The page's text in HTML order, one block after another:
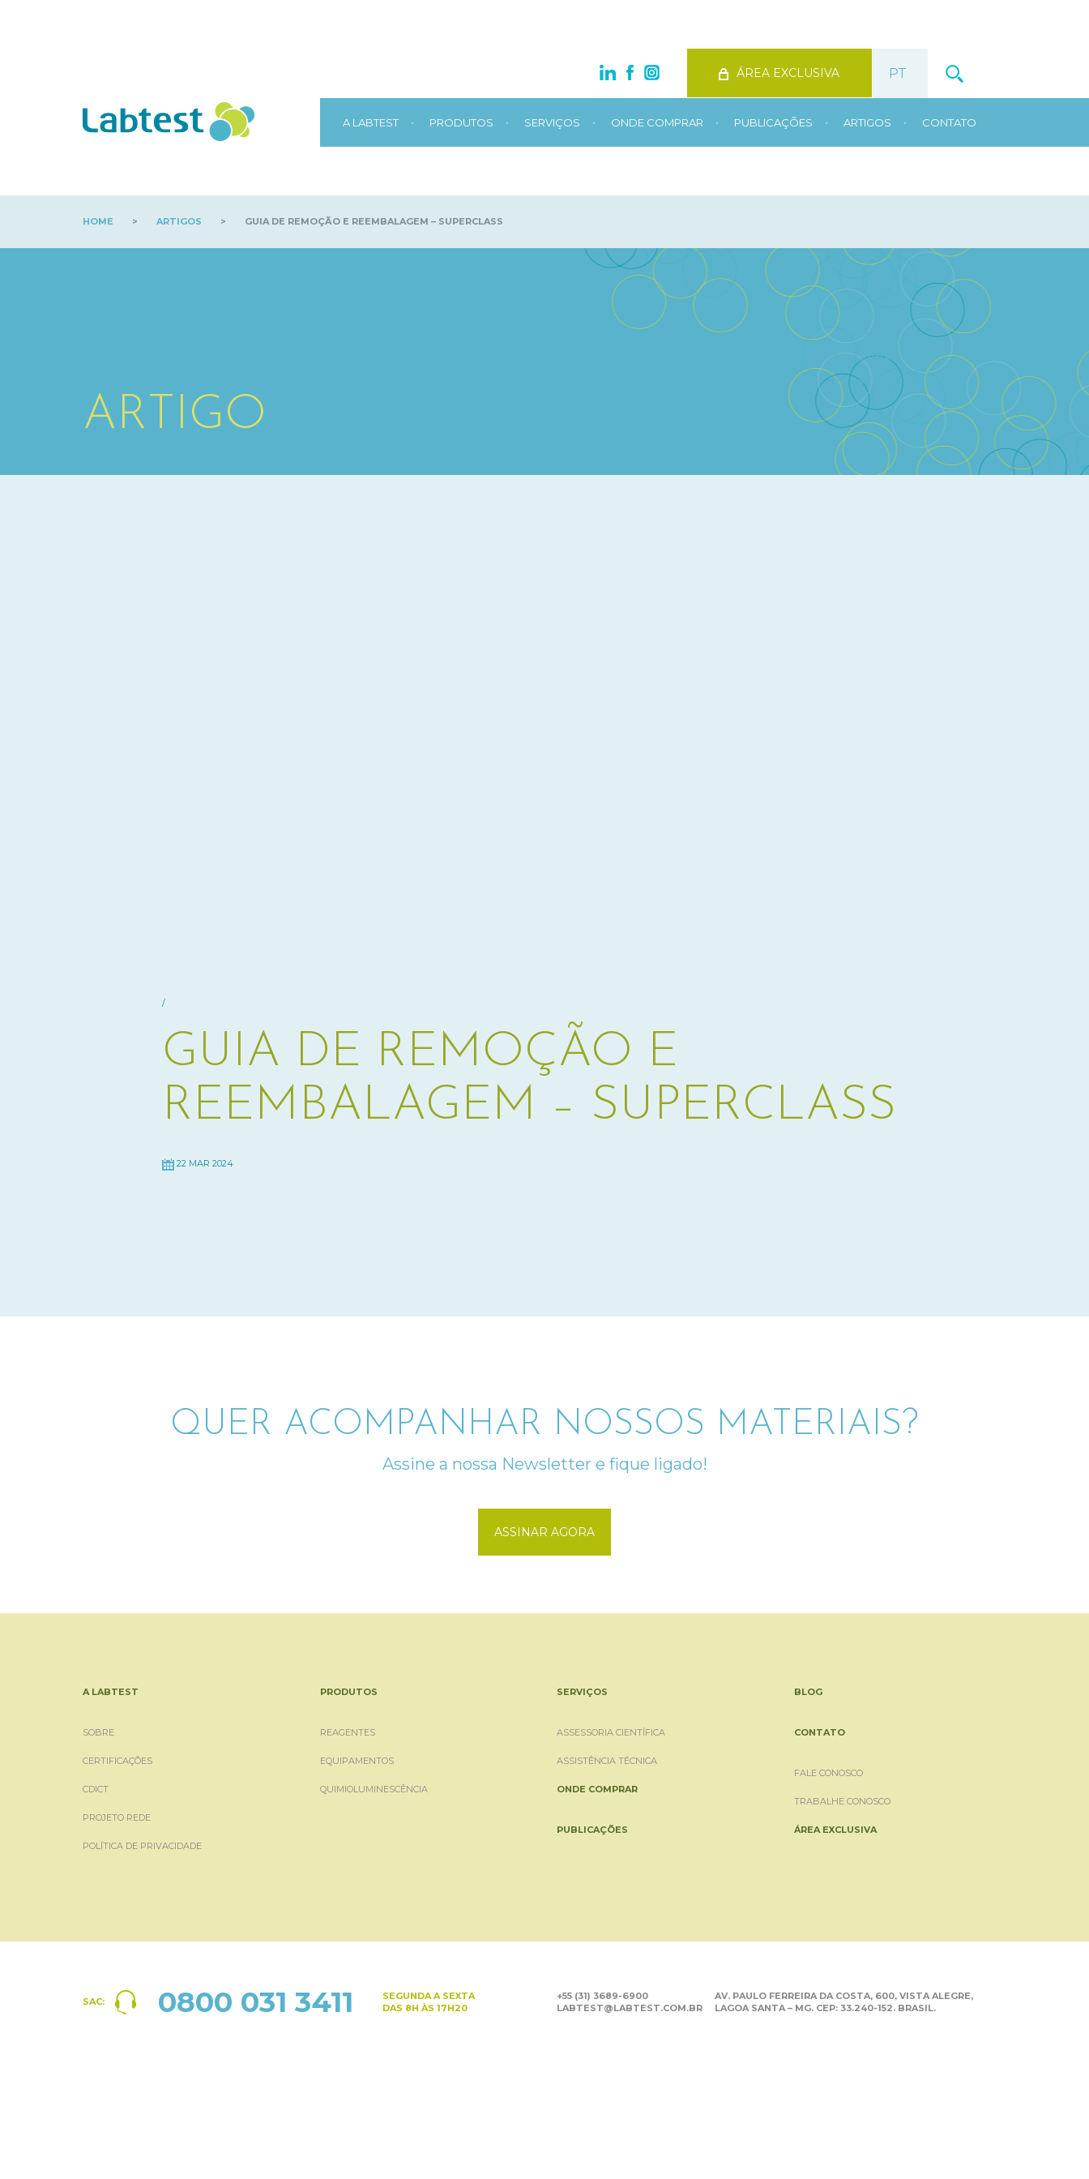
ÁREA EXCLUSIVA
A LABTEST • PRODUTOS • SERVIÇOS • ONDE COMPRAR • PUBLICAÇÕES • ARTIGOS • CONTATO
HOME > ARTIGOS > GUIA DE REMOÇÃO E REEMBALAGEM – SUPERCLASS
ARTIGO
/
GUIA DE REMOÇÃO E
REEMBALAGEM – SUPERCLASS
22 MAR 2024
QUER ACOMPANHAR NOSSOS MATERIAIS?
Assine a nossa Newsletter e fique ligado!
ASSINAR AGORA
A LABTEST
SOBRE
CERTIFICAÇÕES
CDICT
PROJETO REDE
POLÍTICA DE PRIVACIDADE
PRODUTOS
REAGENTES
EQUIPAMENTOS
QUIMIOLUMINESCÊNCIA
SERVIÇOS
ASSESSORIA CIENTÍFICA
ASSISTÊNCIA TÉCNICA
ONDE COMPRAR
PUBLICAÇÕES
BLOG
CONTATO
FALE CONOSCO
TRABALHE CONOSCO
ÁREA EXCLUSIVA
SAC: 0800 031 3411
SEGUNDA A SEXTA
DAS 8H ÀS 17H20
+55 (31) 3689-6900
LABTEST@LABTEST.COM.BR
AV. PAULO FERREIRA DA COSTA, 600, VISTA ALEGRE,
LAGOA SANTA – MG. CEP: 33.240-152. BRASIL.